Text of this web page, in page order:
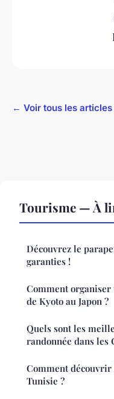
← Voir tous les
Tourisme — À
Découvrez le
garanties !
Comment organiser
de Kyoto au Japon ?
Quels sont les
randonnée dans les
Comment
Tunisie ?